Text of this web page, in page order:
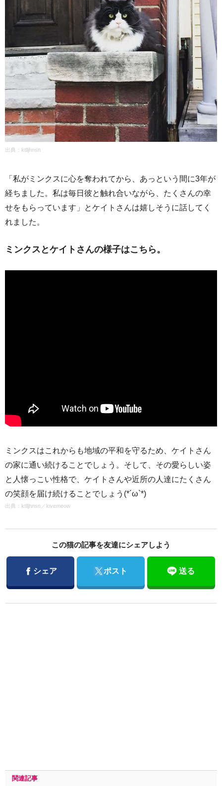
出典：ktlljhnsn
「私がミンクスに心を奪われてから、あっという間に3年が
経ちました。私は毎日彼と触れ合いながら、たくさんの幸
せをもらっています」とケイトさんは嬉しそうに話してく
れました。
ミンクスとケイトさんの様子はこちら。
ミンクスはこれからも地域の平和を守るため、ケイトさん
の家に通い続けることでしょう。そして、その愛らしい姿
と人懐っこい性格で、ケイトさんや近所の人達にたくさん
の笑顔を届け続けることでしょう(*´ω`*)
出典： ktlljhnsn ／ lovemeow
この猫の記事を友達にシェアしよう
Facebook
シェア Twitter
ポスト 送る
関連記事